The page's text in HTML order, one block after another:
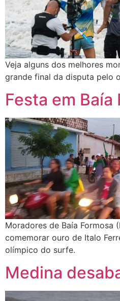
Veja alguns dos melhores
grande final da disputa pelo
Festa em Baía
Moradores de Baía Formosa
comemorar ouro de Italo
olímpico do surfe.
Medina